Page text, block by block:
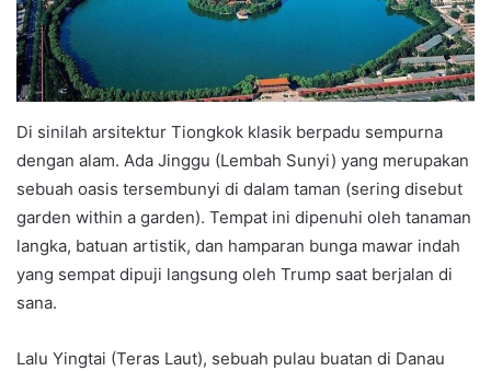
Di sinilah arsitektur Tiongkok klasik berpadu sempurna
dengan alam. Ada Jinggu (Lembah Sunyi) yang merupakan
sebuah oasis tersembunyi di dalam taman (sering disebut
garden within a garden). Tempat ini dipenuhi oleh tanaman
langka, batuan artistik, dan hamparan bunga mawar indah
yang sempat dipuji langsung oleh Trump saat berjalan di
sana.
Lalu Yingtai (Teras Laut), sebuah pulau buatan di Danau